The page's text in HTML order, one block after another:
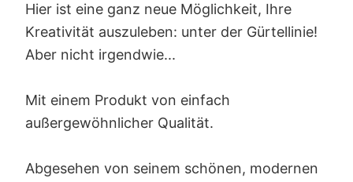
Hier ist eine ganz neue Möglichkeit, Ihre
Kreativität auszuleben: unter der Gürtellinie!
Aber nicht irgendwie...
Mit einem Produkt von einfach
außergewöhnlicher Qualität.
Abgesehen von seinem schönen, modernen